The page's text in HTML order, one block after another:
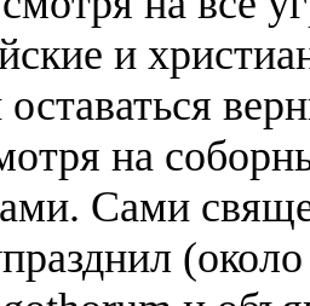
и
на
Сами